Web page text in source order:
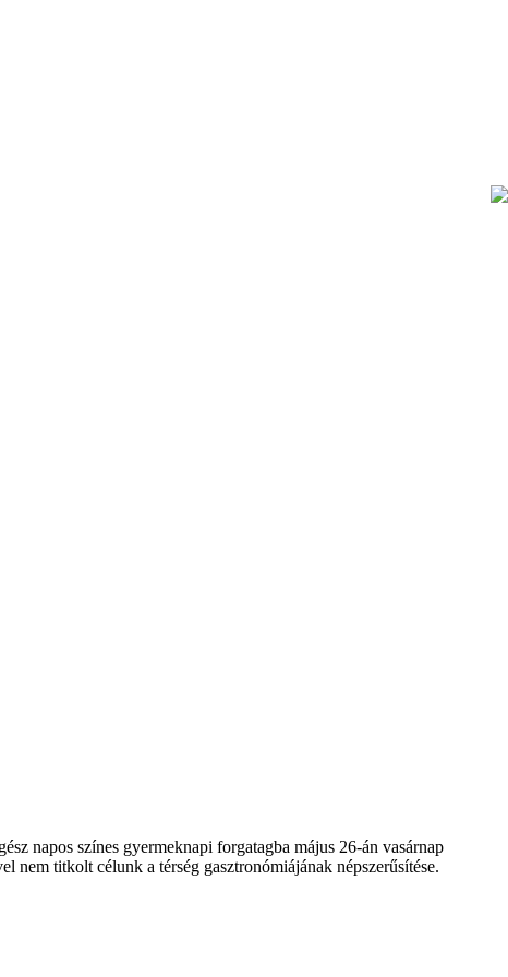
napos színes gyermeknapi forgatagba május 26-án vasárnap
nem titkolt célunk a térség gasztronómiájának népszerűsítése.